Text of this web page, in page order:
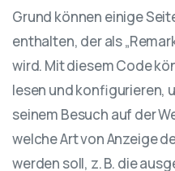
Grund können einige
enthalten, der als
wird. Mit diesem Code
lesen und konfigurieren,
seinem Besuch auf der
welche Art von Anzeige
werden soll, z. B. die